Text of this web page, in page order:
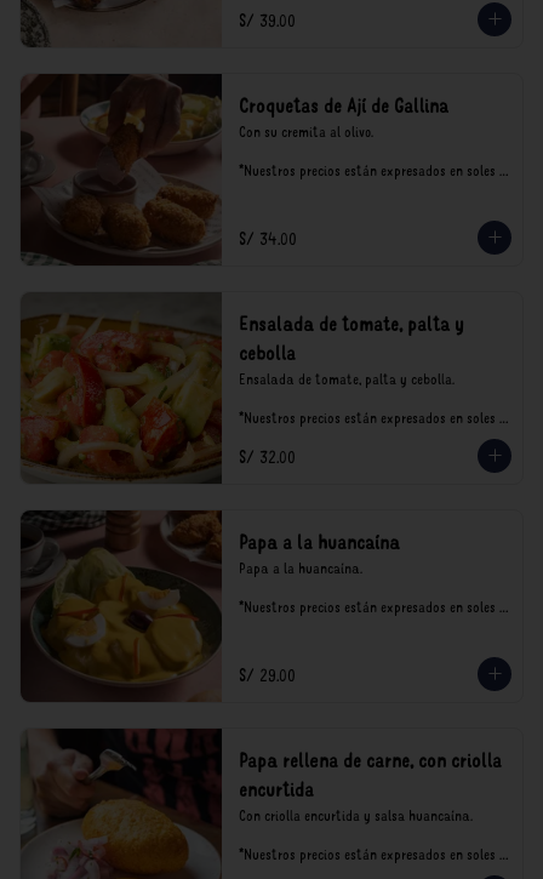
consumo.
S/ 39.00
Croquetas de Ají de Gallina
Con su cremita al olivo.
*Nuestros precios están expresados en soles e
S/ 34.00
Ensalada de tomate, palta y
cebolla
Ensalada de tomate, palta y cebolla.
*Nuestros precios están expresados en soles e
consumo.
S/ 32.00
Papa a la huancaína
Papa a la huancaína.
*Nuestros precios están expresados en soles e
S/ 29.00
Papa rellena de carne, con criolla
encurtida
Con criolla encurtida y salsa huancaína.
*Nuestros precios están expresados en soles e